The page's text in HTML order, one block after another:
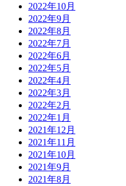
2022年10月
2022年9月
2022年8月
2022年7月
2022年6月
2022年5月
2022年4月
2022年3月
2022年2月
2022年1月
2021年12月
2021年11月
2021年10月
2021年9月
2021年8月